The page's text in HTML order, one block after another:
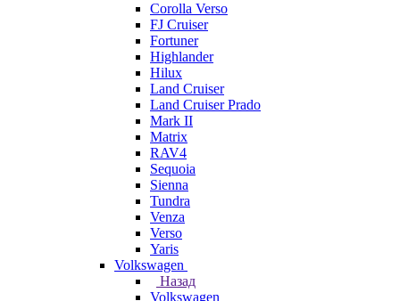
Corolla Verso
FJ Cruiser
Fortuner
Highlander
Hilux
Land Cruiser
Land Cruiser Prado
Mark II
Matrix
RAV4
Sequoia
Sienna
Tundra
Venza
Verso
Yaris
Volkswagen
Назад
Volkswagen